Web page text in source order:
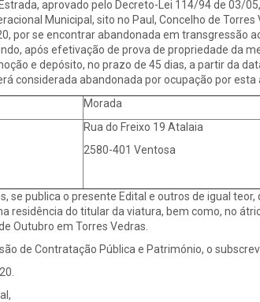
aprovado pelo Decreto-Lei 114/94 de 03/
Municipal, sito no Paul, Concelho de
por se encontrar abandonada em transgressão
após efetivação de prova de propriedade da
e depósito, no prazo de 45 dias, a partir da
considerada abandonada por ocupação por esta
Morada
Rua do Freixo 19 Atalaia
2580-401 Ventosa
se publica o presente Edital e outros de igual
residência do titular da viatura, bem como, no
Outubro em Torres Vedras.
de Contratação Pública e Património, o